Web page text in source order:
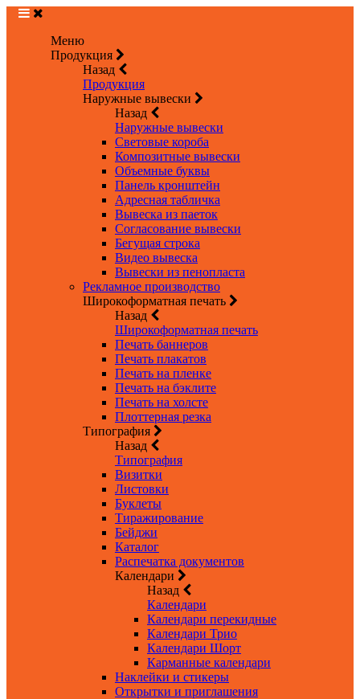
Меню
Продукция
Назад
Продукция
Наружные вывески
Назад
Наружные вывески
Световые короба
Композитные вывески
Объемные буквы
Панель кронштейн
Адресная табличка
Вывеска из паеток
Согласование вывески
Бегущая строка
Видео вывеска
Вывески из пенопласта
Рекламное производство
Широкоформатная печать
Назад
Широкоформатная печать
Печать баннеров
Печать плакатов
Печать на пленке
Печать на бэклите
Печать на холсте
Плоттерная резка
Типография
Назад
Типография
Визитки
Листовки
Буклеты
Тиражирование
Бейджи
Каталог
Распечатка документов
Календари
Назад
Календари
Календари перекидные
Календари Трио
Календари Шорт
Карманные календари
Наклейки и стикеры
Открытки и приглашения